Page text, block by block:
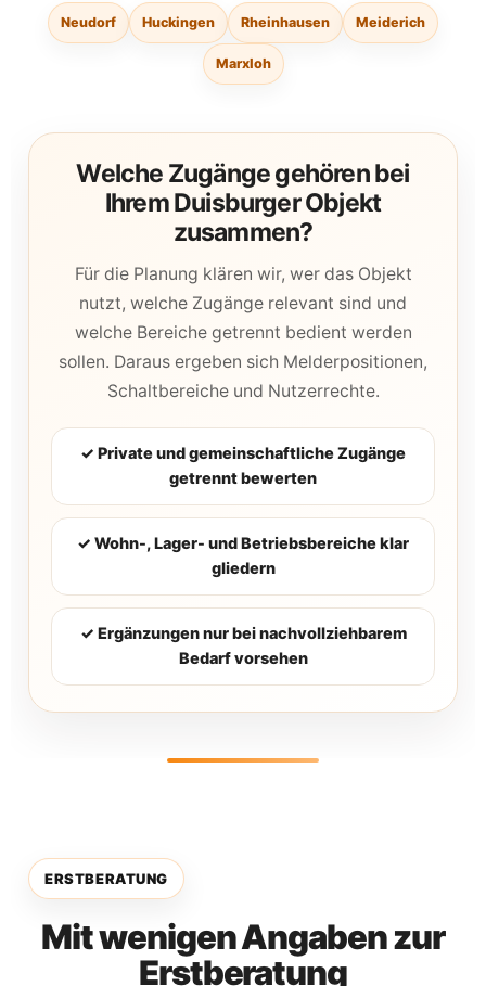
Neudorf Huckingen Rheinhausen Meiderich
Marxloh
Welche Zugänge gehören bei
Ihrem Duisburger Objekt
zusammen?
Für die Planung klären wir, wer das Objekt
nutzt, welche Zugänge relevant sind und
welche Bereiche getrennt bedient werden
sollen. Daraus ergeben sich Melderpositionen,
Schaltbereiche und Nutzerrechte.
✓ Private und gemeinschaftliche Zugänge
getrennt bewerten
✓ Wohn-, Lager- und Betriebsbereiche klar
gliedern
✓ Ergänzungen nur bei nachvollziehbarem
Bedarf vorsehen
ERSTBERATUNG
Mit wenigen Angaben zur
Erstberatung